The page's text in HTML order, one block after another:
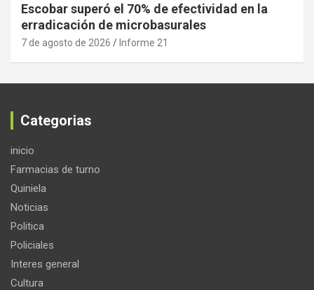
Escobar superó el 70% de efectividad en la
erradicación de microbasurales
7 de agosto de 2026 Informe 21
Categorias
inicio
Farmacias de turno
Quiniela
Noticias
Politica
Policiales
Interes general
Cultura